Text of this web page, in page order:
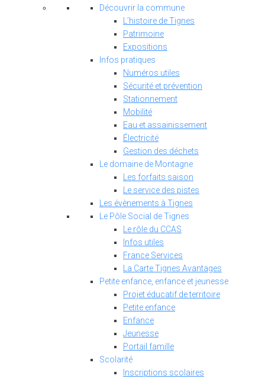
Découvrir la commune
L’histoire de Tignes
Patrimoine
Expositions
Infos pratiques
Numéros utiles
Sécurité et prévention
Stationnement
Mobilité
Eau et assainissement
Électricité
Gestion des déchets
Le domaine de Montagne
Les forfaits saison
Le service des pistes
Les évènements à Tignes
Le Pôle Social de Tignes
Le rôle du CCAS
Infos utiles
France Services
La Carte Tignes Avantages
Petite enfance, enfance et jeunesse
Projet éducatif de territoire
Petite enfance
Enfance
Jeunesse
Portail famille
Scolarité
Inscriptions scolaires